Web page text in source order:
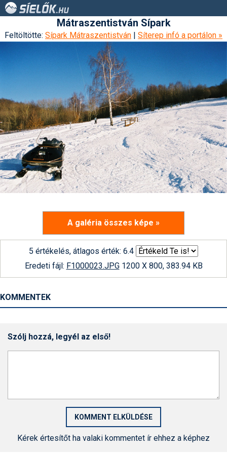
Mátraszentistván Sípark
Feltöltötte: Sípark Mátraszentistván | Síterep infó a portálon »
A galéria összes képe »
5 értékelés, átlagos érték: 6.4
Eredeti fájl: F1000023.JPG1200 X 800, 383.94 KB
KOMMENTEK
Szólj hozzá, legyél az első!
Kérek értesítőt ha valaki kommentet ír ehhez a képhez